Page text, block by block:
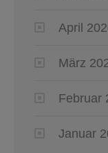
April
März
Februar
Januar